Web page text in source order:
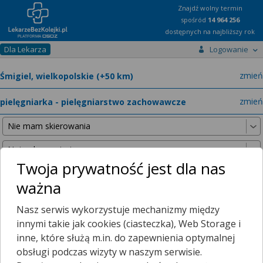
Znajdź wolny termin
spośród 14 964 256
dostępnych na najbliższy rok
Dla Lekarza Logowanie
zmień
zmień
Nie znaleźliśmy żadnych lekarzy w promieniu25 km , dlatego
zwiększyliśmy promień wyszukiwania do
50 km
Twoja prywatność jest dla nas
ważna
Nasz serwis wykorzystuje mechanizmy między
innymi takie jak cookies (ciasteczka), Web Storage i
inne, które służą m.in. do zapewnienia optymalnej
obsługi podczas wizyty w naszym serwisie.